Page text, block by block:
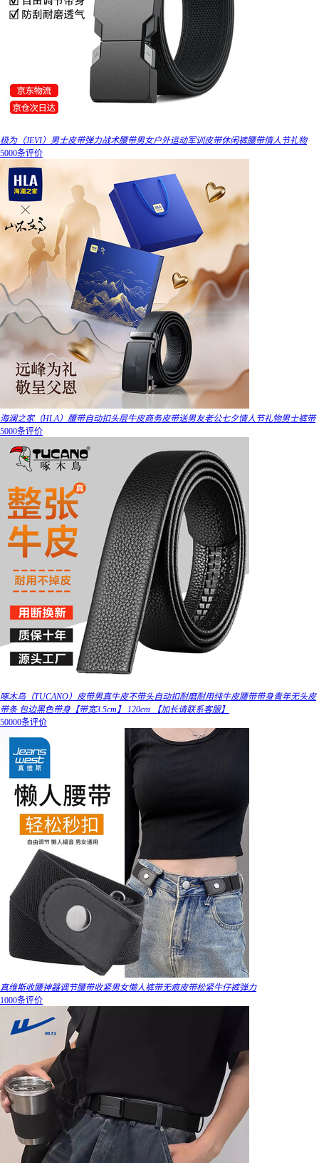
极为（JEVI）男士皮带弹力战术腰带男女户外运动军训皮带休闲裤腰带情人节礼物
5000条评价
海澜之家（HLA）腰带自动扣头层牛皮商务皮带送男友老公七夕情人节礼物男士裤带
5000条评价
啄木鸟（TUCANO）皮带男真牛皮不带头自动扣耐磨耐用纯牛皮腰带带身青年无头皮
带条 包边黑色带身【带宽3.5cm】 120cm 【加长请联系客服】
50000条评价
真维斯收腰神器调节腰带收紧男女懒人裤带无痕皮带松紧牛仔裤弹力
1000条评价